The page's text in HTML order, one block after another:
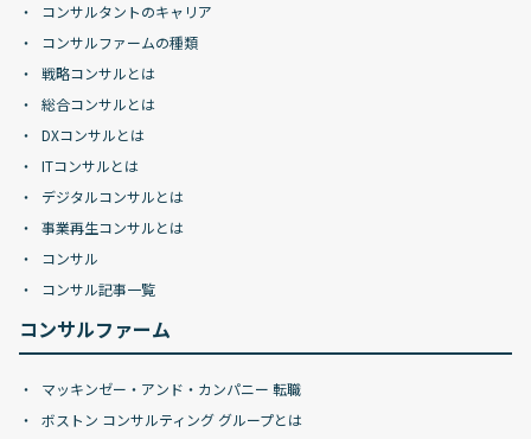
コンサルタントのキャリア
コンサルファームの種類
戦略コンサルとは
総合コンサルとは
DXコンサルとは
ITコンサルとは
デジタルコンサルとは
事業再生コンサルとは
コンサル
コンサル記事一覧
コンサルファーム
マッキンゼー・アンド・カンパニー 転職
ボストン コンサルティング グループとは